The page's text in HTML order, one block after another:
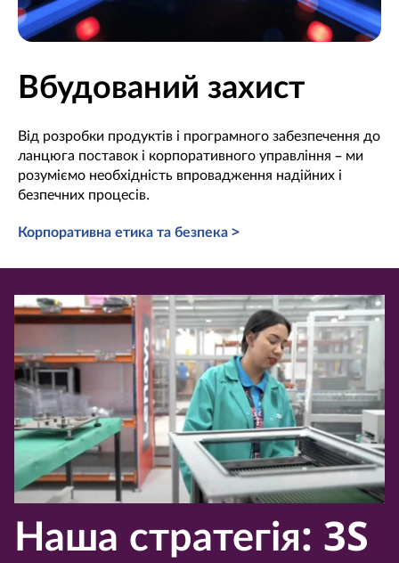
Вбудований захист
Від розробки продуктів і програмного забезпечення до
ланцюга поставок і корпоративного управління – ми
розуміємо необхідність впровадження надійних і
безпечних процесів.
Корпоративна етика та безпека >
Наша стратегія: 3S